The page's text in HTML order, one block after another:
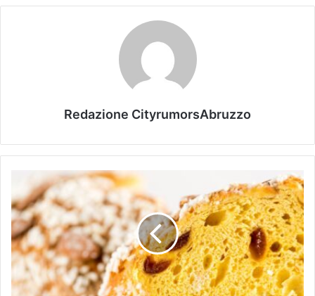
Redazione CityrumorsAbruzzo